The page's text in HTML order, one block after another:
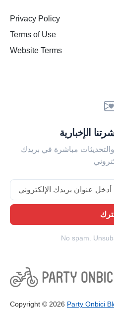
Privacy Policy
Terms of Use
Website Terms
الإخبارية
مباشرة في بريدك
No spam.
Copyright © 2026 Party Onbici